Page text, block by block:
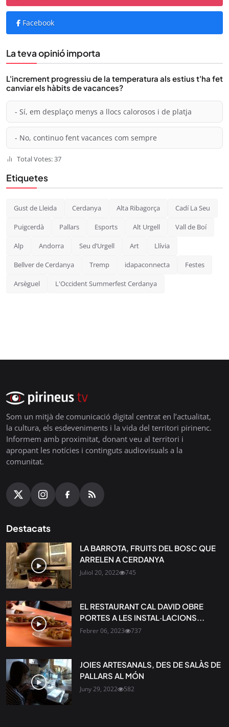
Facebook
La teva opinió importa
L'increment progressiu de la temperatura als estius t'ha fet
canviar els hàbits de vacances?
- Sí, em desplaço menys a llocs calorosos i de platja
- No, continuo fent vacances com sempre
Total Votes: 37
Etiquetes
Gust de Lleida Cerdanya Alta Ribagorça Cadí La Seu
Puigcerdà Pallars Esports Alt Urgell Vall de Boí
Alp Andorra Seu d’Urgell Art Llívia
Bellver de Cerdanya Tremp idapaconnecta Festes
Arsèguel L'Occident Summerfest Cerdanya
Som un mitjà de comunicació digital centrat en l’actualitat,
la cultura, els esdeveniments i la vida del territori pirinenc.
Informem amb proximitat, donant veu al territori i
apropant les notícies i continguts audiovisuals a la
comunitat.
Destacats
LA BARROTA, FRUITS DEL BOSC QUE
ARRELEN A CERDANYA
Juliol 20, 2022 745
EL RESTAURANT CAL DAVID OBRE
PORTES A LES INSTAL·LACIONS...
Febrer 06, 2023 737
JOIES ARTESANALS, DES DE SALÀS DE
PALLARS AL MÓN
Juny 29, 2022 582